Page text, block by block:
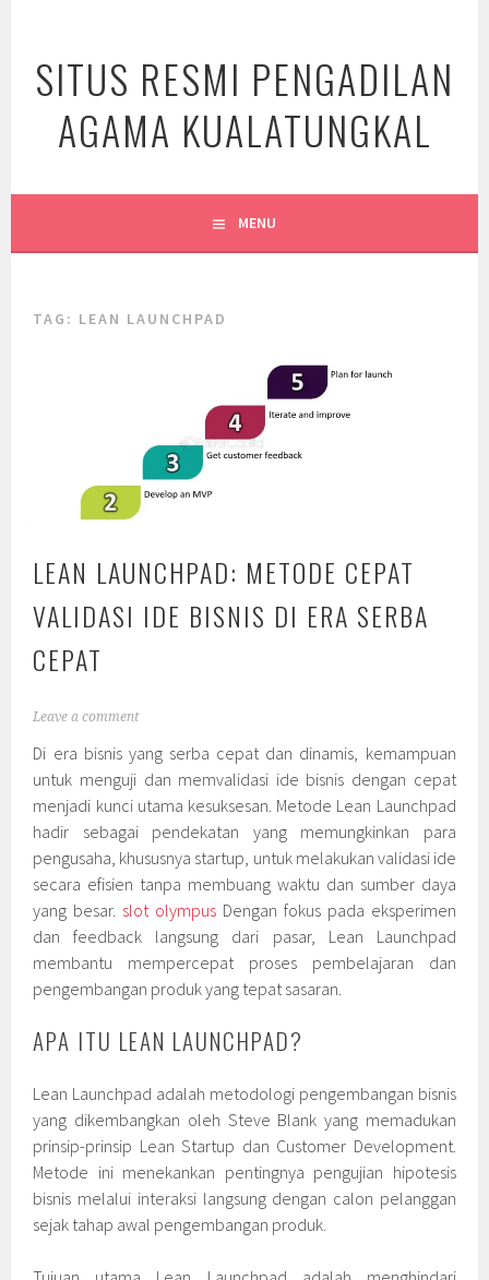
content
SITUS RESMI PENGADILAN
AGAMA KUALATUNGKAL
MENU
TAG: LEAN LAUNCHPAD
LEAN LAUNCHPAD: METODE CEPAT
VALIDASI IDE BISNIS DI ERA SERBA
CEPAT
Leave a comment
Di era bisnis yang serba cepat dan dinamis, kemampuan
untuk menguji dan memvalidasi ide bisnis dengan cepat
menjadi kunci utama kesuksesan. Metode Lean Launchpad
hadir sebagai pendekatan yang memungkinkan para
pengusaha, khususnya startup, untuk melakukan validasi ide
secara efisien tanpa membuang waktu dan sumber daya
yang besar. slot olympus Dengan fokus pada eksperimen
dan feedback langsung dari pasar, Lean Launchpad
membantu mempercepat proses pembelajaran dan
pengembangan produk yang tepat sasaran.
APA ITU LEAN LAUNCHPAD?
Lean Launchpad adalah metodologi pengembangan bisnis
yang dikembangkan oleh Steve Blank yang memadukan
prinsip-prinsip Lean Startup dan Customer Development.
Metode ini menekankan pentingnya pengujian hipotesis
bisnis melalui interaksi langsung dengan calon pelanggan
sejak tahap awal pengembangan produk.